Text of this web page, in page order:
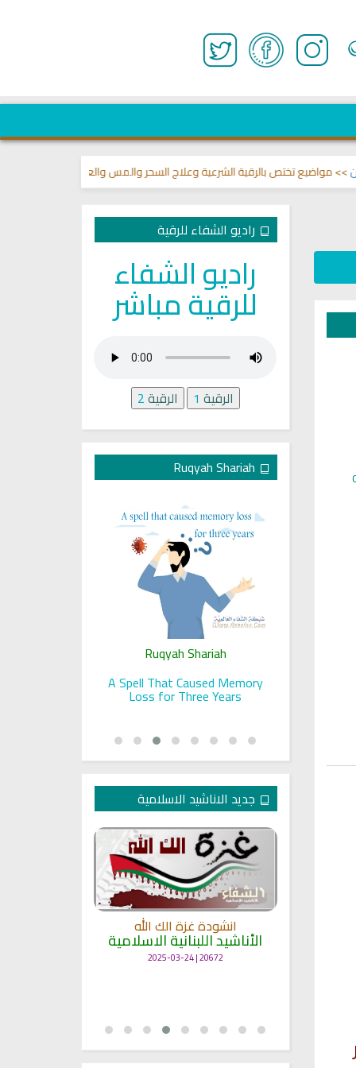
قناة وشفاء لما فيتختص بالرقية الشرعية وعلاج السحر والمس والعين 🌾
راديو الشفاء للرقية
راديو الشفاء
للرقية مباشر
الرقية 1 الرقية2
A
Ruqyah Shariah
A Spell That Caused Memory
Loss for Three Years
جديد الاناشيد الاسلامية
انشودة غزة الك الله
الأناشيد اللبنانية الاسلامية
20672 | 2025-03-24